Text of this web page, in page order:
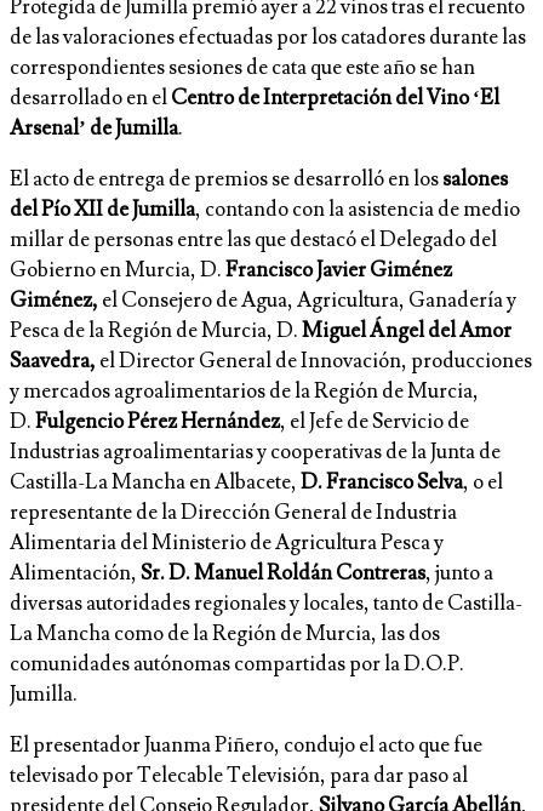
Protegida de Jumilla premió ayer a 22 vinos tras el recuento
de las valoraciones efectuadas por los catadores durante las
correspondientes sesiones de cata que este año se han
desarrollado en elCentro de Interpretación del Vino ‘El
Arsenal’ de Jumilla.
El acto de entrega de premios se desarrolló en lossalones
del Pío XII de Jumilla, contando con la asistencia de medio
millar de personas entre las que destacó el Delegado del
Gobierno en Murcia, D.Francisco Javier Giménez
Giménez, el Consejero de Agua, Agricultura, Ganadería y
Pesca de la Región de Murcia, D.Miguel Ángel del Amor
Saavedra, el Director General de Innovación, producciones
y mercados agroalimentarios de la Región de Murcia,
D.Fulgencio Pérez Hernández, el Jefe de Servicio de
Industrias agroalimentarias y cooperativas de la Junta de
Castilla-La Mancha en Albacete,D. Francisco Selva, o el
representante de la Dirección General de Industria
Alimentaria del Ministerio de Agricultura Pesca y
Alimentación,Sr. D. Manuel RoldánContreras, junto a
diversas autoridades regionales y locales, tanto de Castilla-
La Mancha como de la Región de Murcia, las dos
comunidades autónomas compartidas por la D.O.P.
Jumilla.
El presentador Juanma Piñero, condujo el acto que fue
televisado por Telecable Televisión, para dar paso al